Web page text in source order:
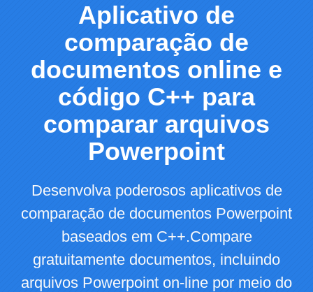
Aplicativo de
comparação de
documentos online e
código C++ para
comparar arquivos
Powerpoint
Desenvolva poderosos aplicativos de
comparação de documentos Powerpoint
baseados em C++.Compare
gratuitamente documentos, incluindo
arquivos Powerpoint on-line por meio do